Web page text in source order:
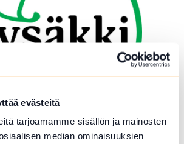
evästeitä
tarjoamamme sisällön ja mainosten
median ominaisuuksien
torikahvit